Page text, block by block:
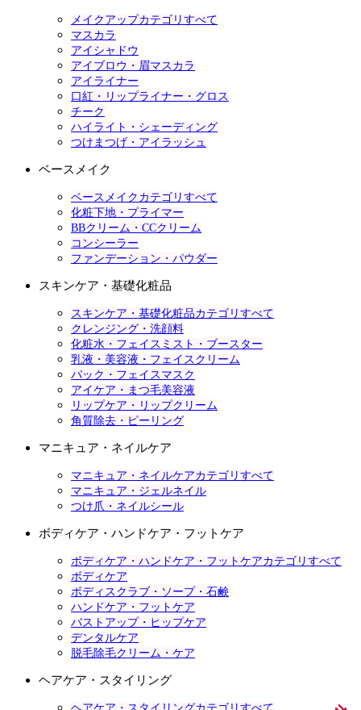
メイクアップカテゴリすべて
マスカラ
アイシャドウ
アイブロウ・眉マスカラ
アイライナー
口紅・リップライナー・グロス
チーク
ハイライト・シェーディング
つけまつげ・アイラッシュ
ベースメイク
ベースメイクカテゴリすべて
化粧下地・プライマー
BBクリーム・CCクリーム
コンシーラー
ファンデーション・パウダー
スキンケア・基礎化粧品
スキンケア・基礎化粧品カテゴリすべて
クレンジング・洗顔料
化粧水・フェイスミスト・ブースター
乳液・美容液・フェイスクリーム
パック・フェイスマスク
アイケア・まつ毛美容液
リップケア・リップクリーム
角質除去・ピーリング
マニキュア・ネイルケア
マニキュア・ネイルケアカテゴリすべて
マニキュア・ジェルネイル
つけ爪・ネイルシール
ボディケア・ハンドケア・フットケア
ボディケア・ハンドケア・フットケアカテゴリすべて
ボディケア
ボディスクラブ・ソープ・石鹸
ハンドケア・フットケア
バストアップ・ヒップケア
デンタルケア
脱毛除毛クリーム・ケア
ヘアケア・スタイリング